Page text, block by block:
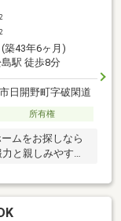
2
2
築43年6ヶ月)
駅 徒歩8分
日開野町字破閑道
所有権
ムをお探しなら
と親しみやすい